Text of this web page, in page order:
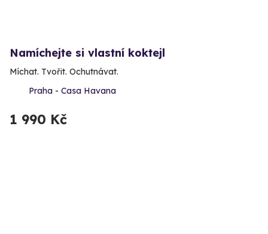
Namíchejte si vlastní koktejl
Míchat. Tvořit. Ochutnávat.
Praha - Casa Havana
1 990 Kč